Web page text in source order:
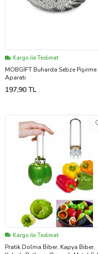
Kargo ile Teslimat
MOBGİFT Buharda Sebze Pişirme
Aparatı
197,90 TL
Kargo ile Teslimat
Pratik Dolma Biber, Kapya Biber,